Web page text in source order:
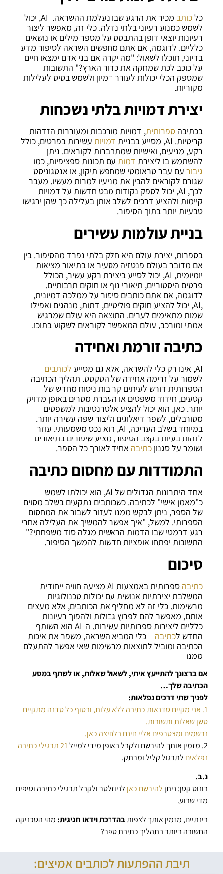
כלכותב
מכיר את הרגע שבו נעלמת ההשראה. AI, יכול
לשמש כמנוע רעיוני בלתי נדלה. כלי זה, מאפשר ליצור
רעיונות יוצאי דופן בהתבסס על מספר מילים או נושאים
כלליים. לדוגמה, אם אתם מחפשים השראה לסיפור מדע
בדיוני, תוכלו לשאול: "מה יקרה אם בני אדם ימצאו חיים
על כוכב לכת שמחקה את כדור הארץ?" התשובות
שמספק הכלי יכולות לעורר דמיון ולשמש בסיס לעלילות
מקוריות.
יצירת דמויות בלתי נשכחות
בכתיבהספרותית, דמויות מורכבות ומעוררות הזדהות
קריטיות. AI, מסייע בבניית
דמויות עשירות בפרטים, כולל
רקע, מניעים, ואישיות שמתחברות לקוראים. ניתן
להשתמש בו ליצירת דמות עם תכונות ספציפיות, כמו
גיבור עם עבר טראומטי שמחפש תיקון, או אנטגוניסט
שגורם לקוראים להבין את מניעיו למרות מעשיו. מעבר
לכך, AI, יכול לספק נקודות מבט חדשות על דמויות
קיימות ולהציע דרכים לשלב אותן בעלילה כך שהן ירגישו
טבעיות יותר בתוך הסיפור.
בניית עולמות עשירים
בספרות, יצירת עולם היא חלק בלתי נפרד מהסיפור. בין
אם מדובר בעולם פנטזיה מסעיר או בתיאור מציאות
יומיומית, AI, יכול לסייע ביצירת רקע עשיר, הכולל
פרטים היסטוריים, תיאורי נוף או חוקים תרבותיים.
לדוגמה, אם אתם כותבים סיפור על ממלכה דמיונית,
,AI, יכול להציע חוקים פוליטיים, דתות, מנהגים ואפילו
שמות מתאימים לערים. התוצאה היא עולם שמרגיש
אמתי ומורכב, עולם המאפשר לקוראים לשקוע בתוכו.
כתיבה זורמת ואחידה
AI, אינו רק כלי להשראה, אלא גם מסייע
לכותבים
לשמור על זרימה אחידה של הטקסט. תהליך הכתיבה
הספרותית דורש לעיתים קרובות ניסוח מחדש של
קטעים, חידוד משפטים או העברת מסרים באופן מדויק
יותר. כאן, הוא יכול להציע אלטרנטיבות למשפטים
מסורבלים, לשפר דיאלוגים וליצור שפה עשירה יותר.
במיוחד בשלב העריכה, AI, הוא נכס משמעותי. עוזר
לזהות בעיות בקצב הסיפור, מציע שיפורים בתיאורים
ושומר על סגנוןכתיבה אחיד לאורך כל הספר.
התמודדות עם מחסום כתיבה
אחד היתרונות הגדולים של AI, הוא יכולתו לשמש
כ"מאמן אישי" לכתיבה. כשכותבים נתקעים בשלב מסוים
של הספר, ניתן לבקש ממנו לעזור לשבור את המחסום
הספרותי. למשל, "איך אפשר להמשיך את העלילה אחרי
רגע דרמטי שבו הדמות הראשית מגלה סוד משפחתי?"
התשובות יפתחו אופציות חדשות להמשך הסיפור.
סיכום
כתיבה
ספרותית באמצעות AI מציעה חוויה ייחודית
המשלבת יצירתיות אנושית עם יכולות טכנולוגיות
מרשימות. כלי זה לא מחליף את הכותבים, אלא מעצים
אותם, מאפשר להם לפרוץ גבולות ולהפוך רעיונות
כלליים ליצירות ספרותיות עשירות. ה-AI הוא השותף
החדש לכתיבה – כלי המביא השראה, משפר את איכות
הכתיבה ומוביל לתוצאות מרשימות שאי אפשר להתעלם
ממנו
אם ברצונך להתייעץ איתי, לשאול שאלות, או לשתף במסע
הכתיבה שלך…
לפניך שתי דרכים נפלאות:
1. אני מקיים סדנאות כתיבה ללא עלות, ובסוף כל סדנה מתקיים
סשן שאלות ותשובות.
נרשמים ומצטרפים אליי חינם בלחיצה כאן.
2. מזמין אותך להירשם ולקבל באופן מידי למייל
21 תרגילי כתיבה
נפלאים לתרגול קליל ומרתק.
נ.ב.
בונוס קטן: ניתן להירשם כאן לניוזלטר ולקבל תרגילי כתיבה וטיפים
מדי שבוע.
בינתיים, מזמין אותך לצפותבהדרכת וידאו חגיגית: מהי הטכניקה
החשובה ביותר בתהליך כתיבת ספר?
תיבת ההפתעות לכותבים אמיצים: